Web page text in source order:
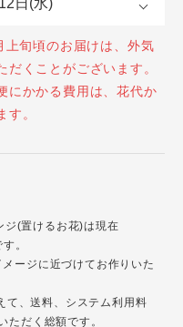
旬頃のお届けは、外気
くことがございます。
にかかる費用は、花代か
す。
ジ(置けるお花)は現在
。
ージに近づけてお作りいた
、送料、システム利用料
ただく総額です。